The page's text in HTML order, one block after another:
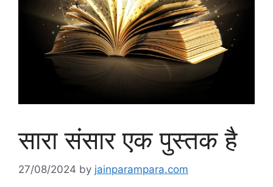
सारा संसार एक पुस्तक है
27/08/2024 by jainparampara.com